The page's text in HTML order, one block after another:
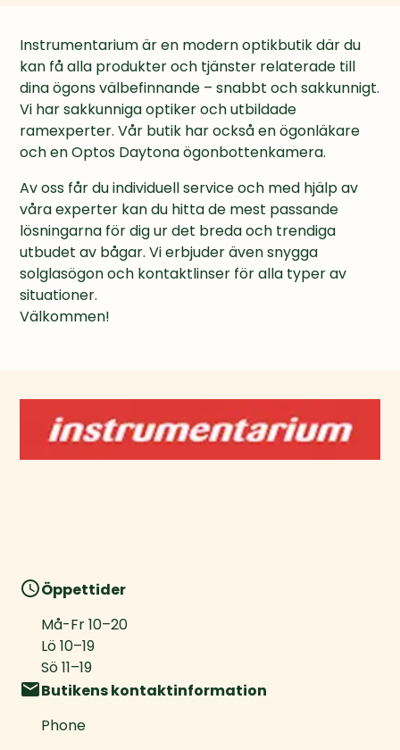
Instrumentarium är en modern optikbutik där du
kan få alla produkter och tjänster relaterade till
dina ögons välbefinnande – snabbt och sakkunnigt.
Vi har sakkunniga optiker och utbildade
ramexperter. Vår butik har också en ögonläkare
och en Optos Daytona ögonbottenkamera.
Av oss får du individuell service och med hjälp av
våra experter kan du hitta de mest passande
lösningarna för dig ur det breda och trendiga
utbudet av bågar. Vi erbjuder även snygga
solglasögon och kontaktlinser för alla typer av
situationer.
Välkommen!
Öppettider
Må-Fr10–20
Lö10–19
Sö11–19
Butikens kontaktinformation
Phone